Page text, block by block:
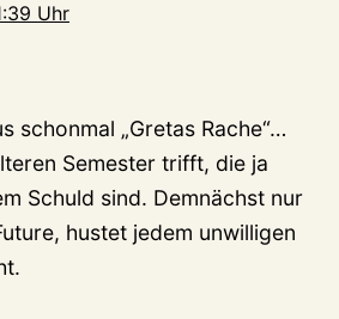
Uhr
schonmal „Gretas Rache“…
Semester trifft, die ja
Schuld sind. Demnächst nur
hustet jedem unwilligen